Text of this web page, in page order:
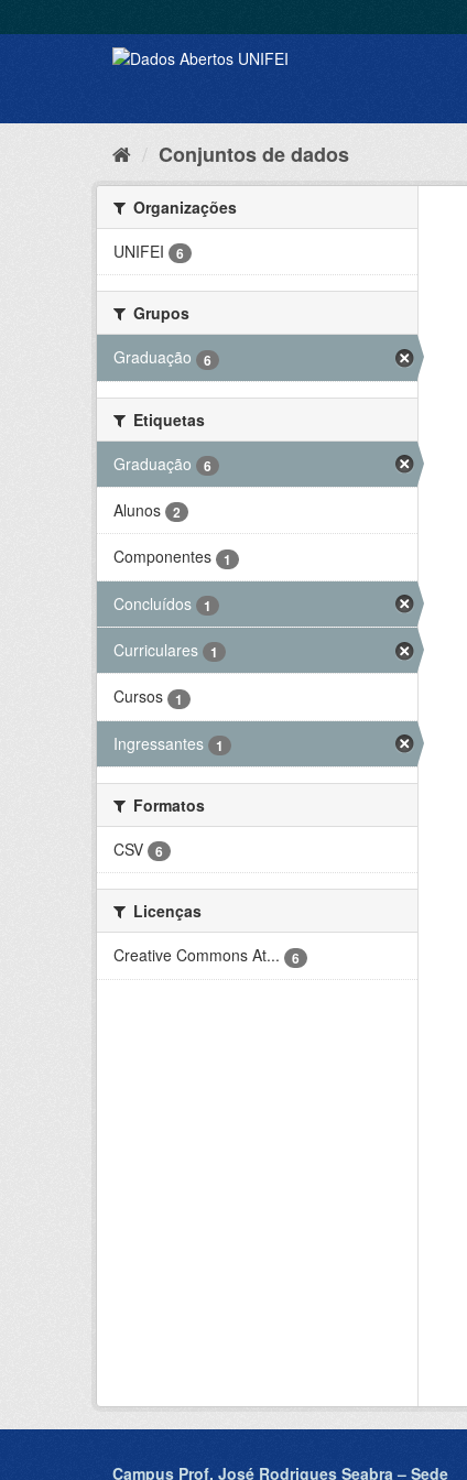
Conjuntos de dados
Organizações
UNIFEI
6
Grupos
Graduação
6
Etiquetas
Graduação
6
Alunos 2
Componentes 1
Concluídos 1
Curriculares 1
Cursos 1
Ingressantes 1
Formatos
CSV
6
Licenças
Creative Commons At...
6
Campus Prof. José Rodrigues Seabra – Sede